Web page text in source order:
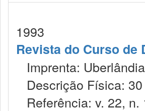
1993
Revista do Curso de
Imprenta:
Descrição Física: 30
Referência: v. 22,